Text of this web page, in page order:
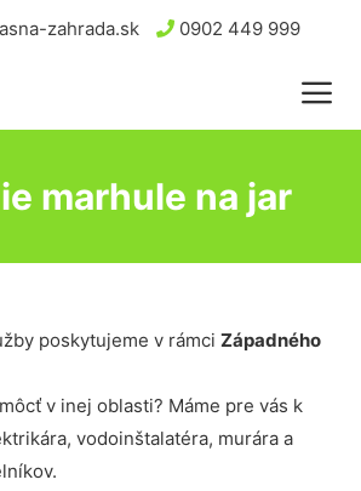
zahrada.sk 0902 449 999
marhule na jar
poskytujeme v rámci Západného
v inej oblasti? Máme pre vás k
vodoinštalatéra, murára a